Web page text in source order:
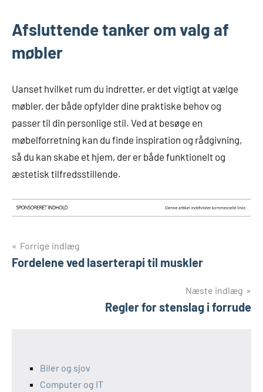
Afsluttende tanker om valg af
møbler
Uanset hvilket rum du indretter, er det vigtigt at vælge
møbler, der både opfylder dine praktiske behov og
passer til din personlige stil. Ved at besøge en
møbelforretning kan du finde inspiration og rådgivning,
så du kan skabe et hjem, der er både funktionelt og
æstetisk tilfredsstillende.
Indlægsnavigation
Forrige indlæg
Fordelene ved laserterapi til muskler
Næste indlæg
Regler for stenslag i forrude
Biler og sjov
Computer og IT